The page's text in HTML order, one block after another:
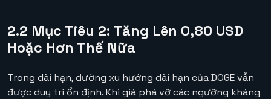
2.2 Mục Tiêu 2: Tăng Lên 0,80 USD
Hoặc Hơn Thế Nữa
Trong dài hạn, đường xu hướng dài hạn của DOGE vẫn
được duy trì ổn định. Khi giá phá vỡ các ngưỡng kháng